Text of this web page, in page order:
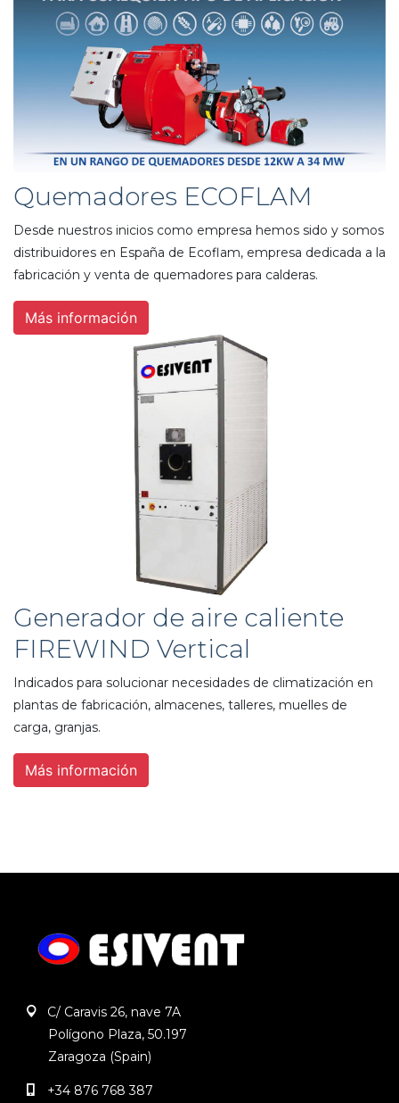
Quemadores ECOFLAM
Desde nuestros inicios como empresa hemos sido y somos
distribuidores en España de Ecoflam, empresa dedicada a la
fabricación y venta de quemadores para calderas.
Más información
Generador de aire caliente
FIREWIND Vertical
Indicados para solucionar necesidades de climatización en
plantas de fabricación, almacenes, talleres, muelles de
carga, granjas.
Más información
C/ Caravis 26, nave 7A
Polígono Plaza, 50.197
Zaragoza (Spain)
+34 876 768 387